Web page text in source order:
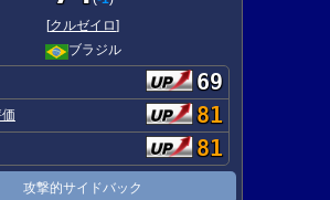
[クルゼイロ]
ブラジル
69
81
81
攻撃的サイドバック